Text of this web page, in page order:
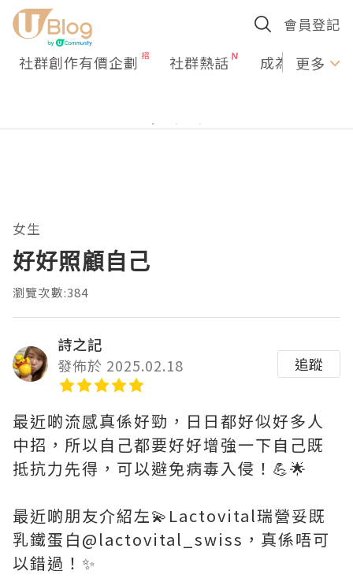
會員登記
社群創作有價企劃 社群熱話 成為U更多
女生
好好照顧自己
瀏覽次數:384
詩之記
發佈於 2025.02.18
追蹤
最近啲流感真係好勁，日日都好似好多人
中招，所以自己都要好好增強一下自己既
抵抗力先得，可以避免病毒入侵！💪🌟
最近啲朋友介紹左💫Lactovital瑞營妥既
乳鐵蛋白@lactovital_swiss，真係唔可
以錯過！✨